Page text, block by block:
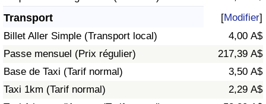
Transport [Modifier]
Billet Aller Simple (Transport local)
4,00 A$
Passe mensuel (Prix régulier)
217,39 A$
Base de Taxi (Tarif normal)
3,50 A$
Taxi 1km (Tarif normal)
2,29 A$